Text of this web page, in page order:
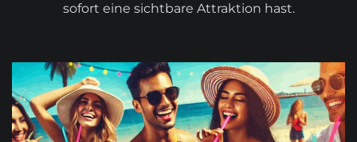
sofort eine sichtbare Attraktion hast.